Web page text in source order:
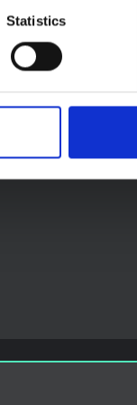
Statistics
المذكرة خلفية سياقية
التي تتأثر حاليًا بتفشي فيروس
لا تتناول المذكرة مباشرة
الأخيرة في الاستجابة
تقدم السياق العام الذي